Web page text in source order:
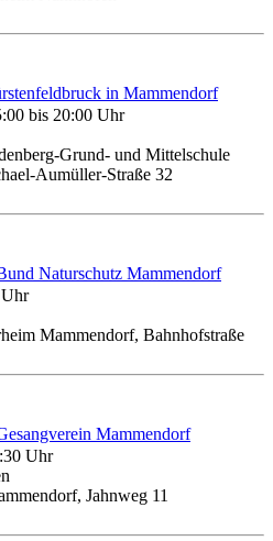
in Mammendorf
bis 20:00 Uhr
Grund- und Mittelschule
Aumüller-Straße 32
Naturschutz Mammendorf
Mammendorf, Bahnhofstraße
Mammendorf
Uhr
Jahnweg 11